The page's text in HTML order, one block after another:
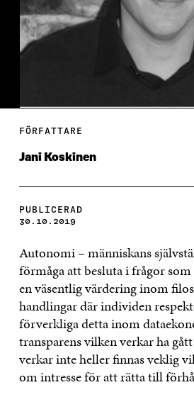
FÖRFATTARE
Jani Koskinen
PUBLICERAD
30.10.2019
Autonomi – människans
förmåga att besluta i frågor
en väsentlig värdering inom
handlingar där individen
förverkliga detta inom
transparens vilken verkar ha
verkar inte heller finnas veklig
om intresse för att rätta till